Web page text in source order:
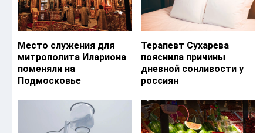
Место служения для
митрополита Илариона
поменяли на
Подмосковье
Терапевт Сухарева
пояснила причины
дневной сонливости у
россиян